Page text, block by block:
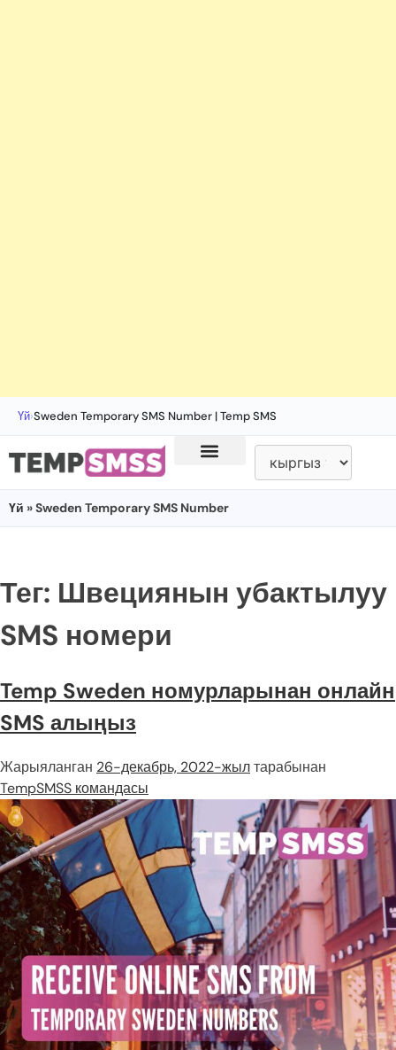
Үй›Sweden Temporary SMS Number | Temp SMS
Үй » Sweden Temporary SMS Number
Тег: Швециянын убактылуу
SMS номери
Temp Sweden номурларынан онлайн
SMS алыңыз
Жарыяланган 26-декабрь, 2022-жылтарабынан
TempSMSS командасы